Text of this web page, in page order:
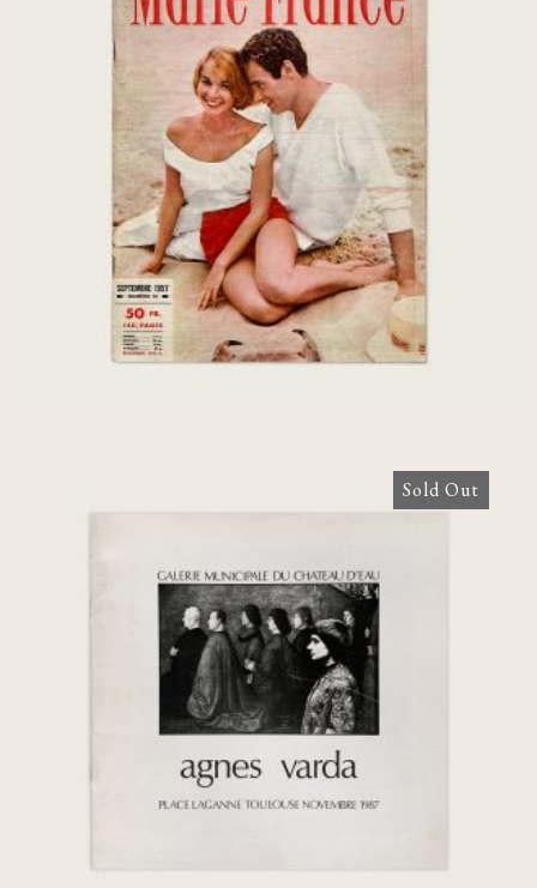
Marie France: Septembre 1957, Numéro
18 [Agnès Varda][Don Quichotte]
Sold Out
Agnes Varda: Place Laganne Toulouse
Novembre 1987